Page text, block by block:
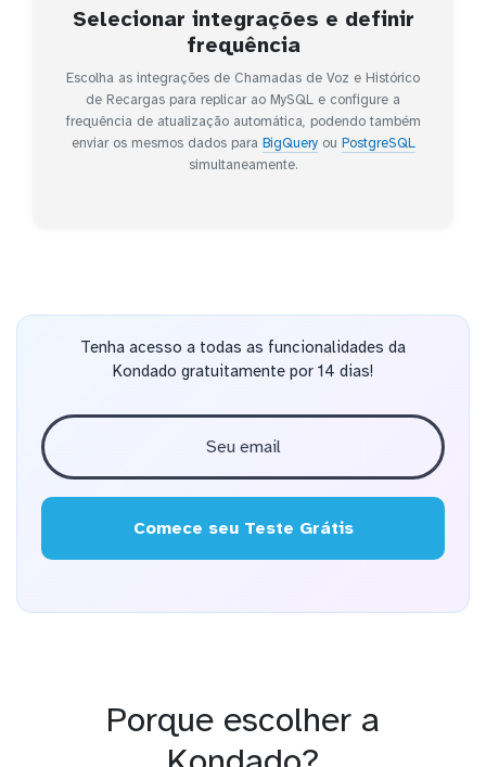
Selecionar integrações e definir
frequência
Escolha as integrações de Chamadas de Voz e Histórico
de Recargas para replicar ao MySQL e configure a
frequência de atualização automática, podendo também
enviar os mesmos dados para BigQueryou PostgreSQL
simultaneamente.
Tenha acesso a todas as funcionalidades da
Kondado gratuitamente por 14 dias!
Comece seu Teste Grátis
Porque escolher a